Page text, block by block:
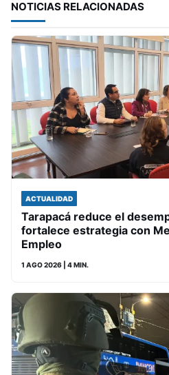
NOTICIAS RELACIONADAS
ACTUALIDAD
Tarapacá reduce el
fortalece estrategia con
Empleo
1 AGO 2026 | 4 MIN.